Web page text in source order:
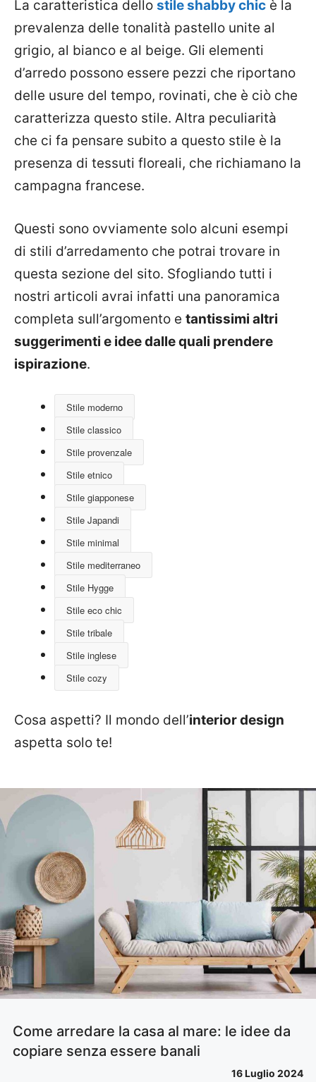
La caratteristica dello stile shabby chic è la
prevalenza delle tonalità pastello unite al
grigio, al bianco e al beige. Gli elementi
d’arredo possono essere pezzi che riportano
delle usure del tempo, rovinati, che è ciò che
caratterizza questo stile. Altra peculiarità
che ci fa pensare subito a questo stile è la
presenza di tessuti floreali, che richiamano la
campagna francese.
Questi sono ovviamente solo alcuni esempi
di stili d’arredamento che potrai trovare in
questa sezione del sito. Sfogliando tutti i
nostri articoli avrai infatti una panoramica
completa sull’argomento e tantissimi altri
suggerimenti e idee dalle quali prendere
ispirazione.
Stile moderno
Stile classico
Stile provenzale
Stile etnico
Stile giapponese
Stile Japandi
Stile minimal
Stile mediterraneo
Stile Hygge
Stile eco chic
Stile tribale
Stile inglese
Stile cozy
Cosa aspetti? Il mondo dell’interior design
aspetta solo te!
Come arredare la casa al mare: le idee da
copiare senza essere banali
16 Luglio 2024